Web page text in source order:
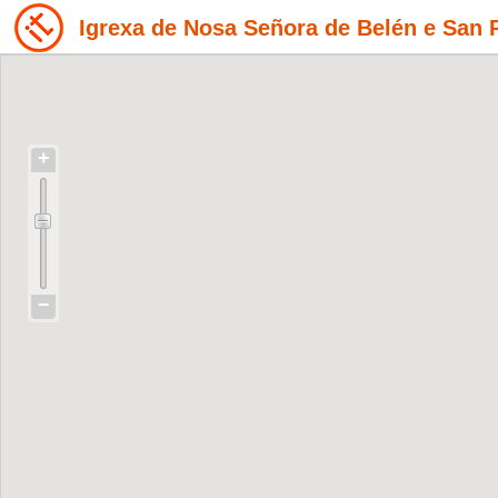
Igrexa de Nosa Señora de Belén e San
+
−